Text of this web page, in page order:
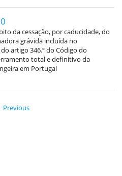
da cessação, por caducidade, do
grávida incluída no
artigo 346.º do Código do
total e definitivo da
em Portugal
Previous